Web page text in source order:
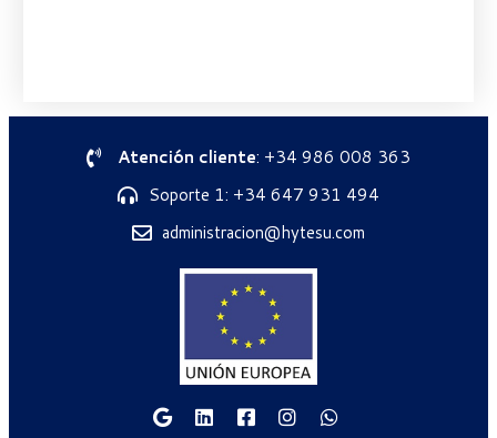
Atención cliente: +34 986 008 363
Soporte 1: +34 647 931 494
administracion@hytesu.com